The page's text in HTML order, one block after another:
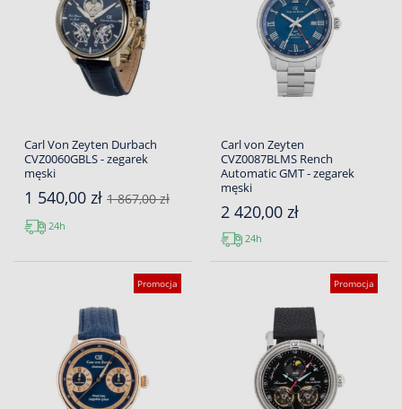
Carl Von Zeyten Durbach
CVZ0060GBLS - zegarek
męski
1 540,00 zł 1 867,00 zł
24h
Carl von Zeyten
CVZ0087BLMS Rench
Automatic GMT - zegarek
męski
2 420,00 zł
24h
Promocja Promocja